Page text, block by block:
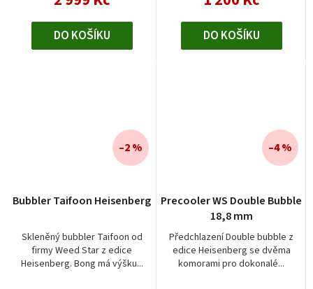
DO KOŠÍKU DO KOŠÍKU
Bubbler Taifoon Heisenberg
Skleněný bubbler Taifoon od
firmy Weed Star z edice
Heisenberg. Bong má výšku...
–2 %
Precooler WS Double Bubble
18,8 mm
Předchlazení Double bubble z
edice Heisenberg se dvěma
komorami pro dokonalé...
–4 %